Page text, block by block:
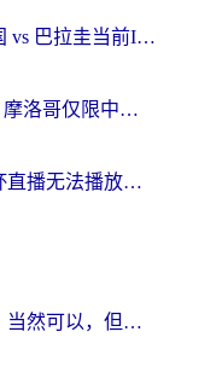
在海外看世界杯直播德国 vs 巴拉圭当前IP受限制？这篇指南帮你轻松解决地区限制
在国外看世界杯法国 VS 摩洛哥仅限中国大陆？别让地域限制拦下你的欢呼
在澳大利亚看抖音世界杯直播无法播放？海外党体育观赛终极指南来了！
身在国外可以玩王者吗？当然可以，但你需要这份“加速”指南